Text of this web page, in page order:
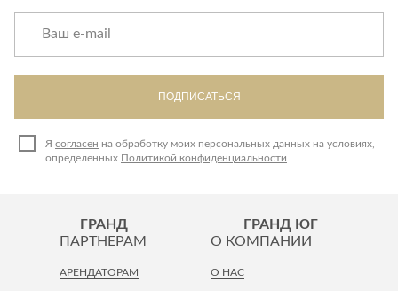
ПОДПИСАТЬСЯ
Я согласен на обработку моих персональных данных на условиях,
определенных Политикой конфиденциальности
ГРАНД ГРАНД ЮГ
ПАРТНЕРАМ
АРЕНДАТОРАМ
О КОМПАНИИ
О НАС